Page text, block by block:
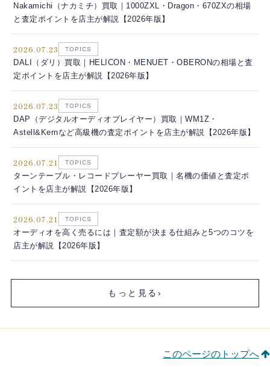
Nakamichi（ナカミチ）買取｜1000ZXL・Dragon・670ZXの相場
と査定ポイントを店主が解説【2026年版】
2026.07.23 TOPICS
DALI（ダリ）買取｜HELICON・MENUET・OBERONの相場と査
定ポイントを店主が解説【2026年版】
2026.07.23 TOPICS
DAP（デジタルオーディオプレイヤー）買取｜WM1Z・
Astell&Kernなど高級機の査定ポイントを店主が解説【2026年版】
2026.07.21 TOPICS
ターンテーブル・レコードプレーヤー買取｜名機の価値と査定ポ
イントを店主が解説【2026年版】
2026.07.21 TOPICS
オーディオを高く売るには｜査定額が決まる仕組みと5つのコツを
店主が解説【2026年版】
もっと見る ›
このページのトップへ